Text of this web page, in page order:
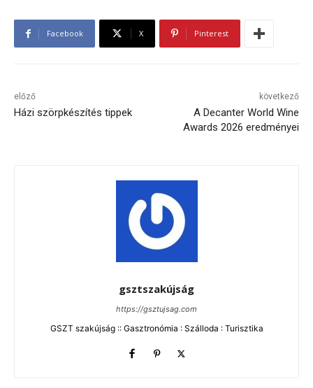
Facebook X Pinterest
előző
Házi szörpkészítés tippek
következő
A Decanter World Wine
Awards 2026 eredményei
gsztszakújság
https://gsztujsag.com
GSZT szakújság :: Gasztronómia : Szálloda : Turisztika